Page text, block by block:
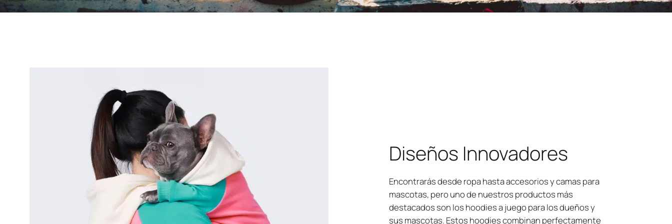
Diseños Innovadores
Encontrarás desde ropa hasta accesorios y camas para
mascotas, pero uno de nuestros productos más
destacados son los hoodies a juego para los dueños y
sus mascotas. Estos hoodies combinan perfectamente